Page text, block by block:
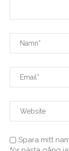
Spara mitt